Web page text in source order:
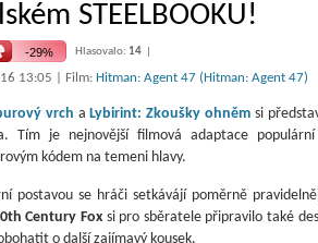
STEELBOOKU!
Hlasovalo: 14|
13:05 | Film: Hitman: Agent 47 (Hitman: Agent 47)
vrch a Lybirint: Zkoušky ohněm si
Tím je nejnovější filmová adaptace
kódem na temeni hlavy.
postavou se hráči setkávájí poměrně
Century Foxsi pro sběratele připravilo také
o další zajímavý kousek.